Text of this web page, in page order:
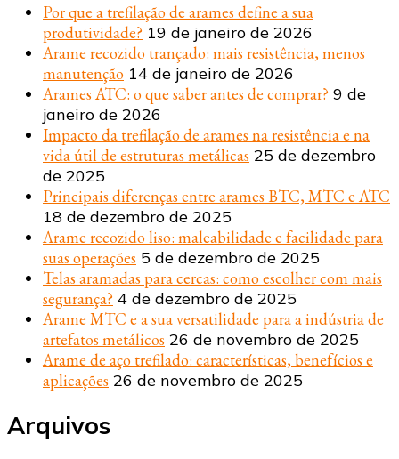
Por que a trefilação de arames define a sua
produtividade? 19 de janeiro de 2026
Arame recozido trançado: mais resistência, menos
manutenção 14 de janeiro de 2026
Arames ATC: o que saber antes de comprar? 9 de
janeiro de 2026
Impacto da trefilação de arames na resistência e na
vida útil de estruturas metálicas 25 de dezembro
de 2025
Principais diferenças entre arames BTC, MTC e ATC
18 de dezembro de 2025
Arame recozido liso: maleabilidade e facilidade para
suas operações 5 de dezembro de 2025
Telas aramadas para cercas: como escolher com mais
segurança? 4 de dezembro de 2025
Arame MTC e a sua versatilidade para a indústria de
artefatos metálicos 26 de novembro de 2025
Arame de aço trefilado: características, benefícios e
aplicações 26 de novembro de 2025
Arquivos